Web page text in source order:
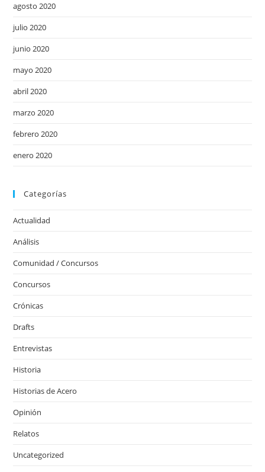
agosto 2020
julio 2020
junio 2020
mayo 2020
abril 2020
marzo 2020
febrero 2020
enero 2020
Categorías
Actualidad
Análisis
Comunidad / Concursos
Concursos
Crónicas
Drafts
Entrevistas
Historia
Historias de Acero
Opinión
Relatos
Uncategorized